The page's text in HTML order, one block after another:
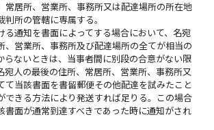
常居所、営業所、事務所又は配達場所の所在地
判所の管轄に専属する。
る通知を書面によってする場合において、名宛
、営業所、事務所及び配達場所の全てが相当の
らないときは、当事者間に別段の合意がない限
宛人の最後の住所、常居所、営業所、事務所又
て当該書面を書留郵便その他配達を試みたこと
できる方法により発送すれば足りる。この場合
書面が通常到達すべきであった時に通知がされ